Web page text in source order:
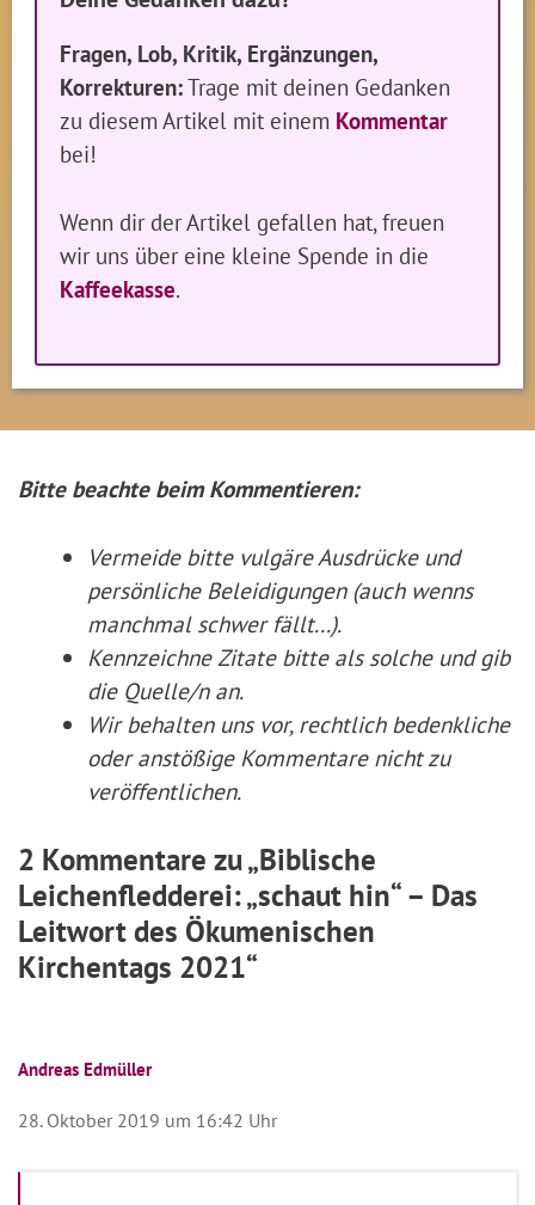
Fragen, Lob, Kritik, Ergänzungen,
Korrekturen:Trage mit deinen Gedanken
zu diesem Artikel mit einem Kommentar
bei!
Wenn dir der Artikel gefallen hat, freuen
wir uns über eine kleine Spende in die
Kaffeekasse.
Bitte beachte beim Kommentieren:
Vermeide bitte vulgäre Ausdrücke und
persönliche Beleidigungen (auch wenns
manchmal schwer fällt...).
Kennzeichne Zitate bitte als solche und gib
die Quelle/n an.
Wir behalten uns vor, rechtlich bedenkliche
oder anstößige Kommentare nicht zu
veröffentlichen.
2 Kommentare zu „Biblische
Leichenfledderei: „schaut hin“ – Das
Leitwort des Ökumenischen
Kirchentags 2021“
Andreas Edmüller
28. Oktober 2019 um 16:42 Uhr